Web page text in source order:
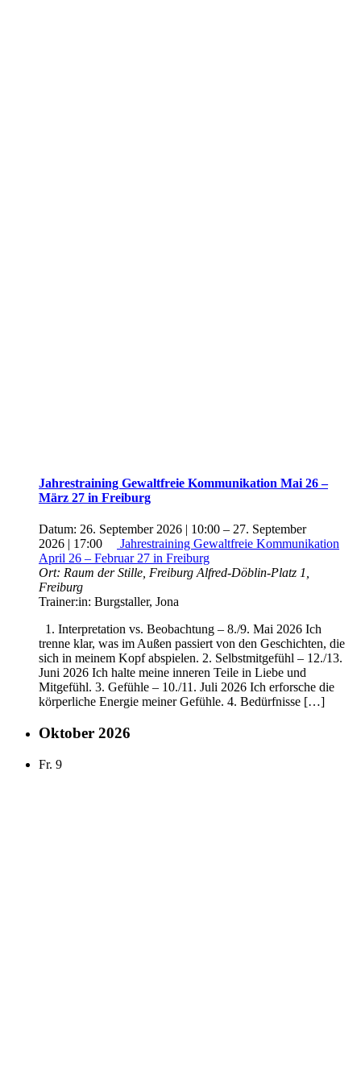
Jahrestraining Gewaltfreie Kommunikation Mai 26 –
März 27 in Freiburg
Datum: 26. September 2026 | 10:00 – 27. September
2026 | 17:00
Jahrestraining Gewaltfreie Kommunikation
April 26 – Februar 27 in Freiburg
Ort: Raum der Stille, Freiburg Alfred-Döblin-Platz 1,
Freiburg
Trainer:in: Burgstaller, Jona
1. Interpretation vs. Beobachtung – 8./9. Mai 2026 Ich
trenne klar, was im Außen passiert von den Geschichten, die
sich in meinem Kopf abspielen. 2. Selbstmitgefühl – 12./13.
Juni 2026 Ich halte meine inneren Teile in Liebe und
Mitgefühl. 3. Gefühle – 10./11. Juli 2026 Ich erforsche die
körperliche Energie meiner Gefühle. 4. Bedürfnisse […]
Oktober 2026
Fr. 9